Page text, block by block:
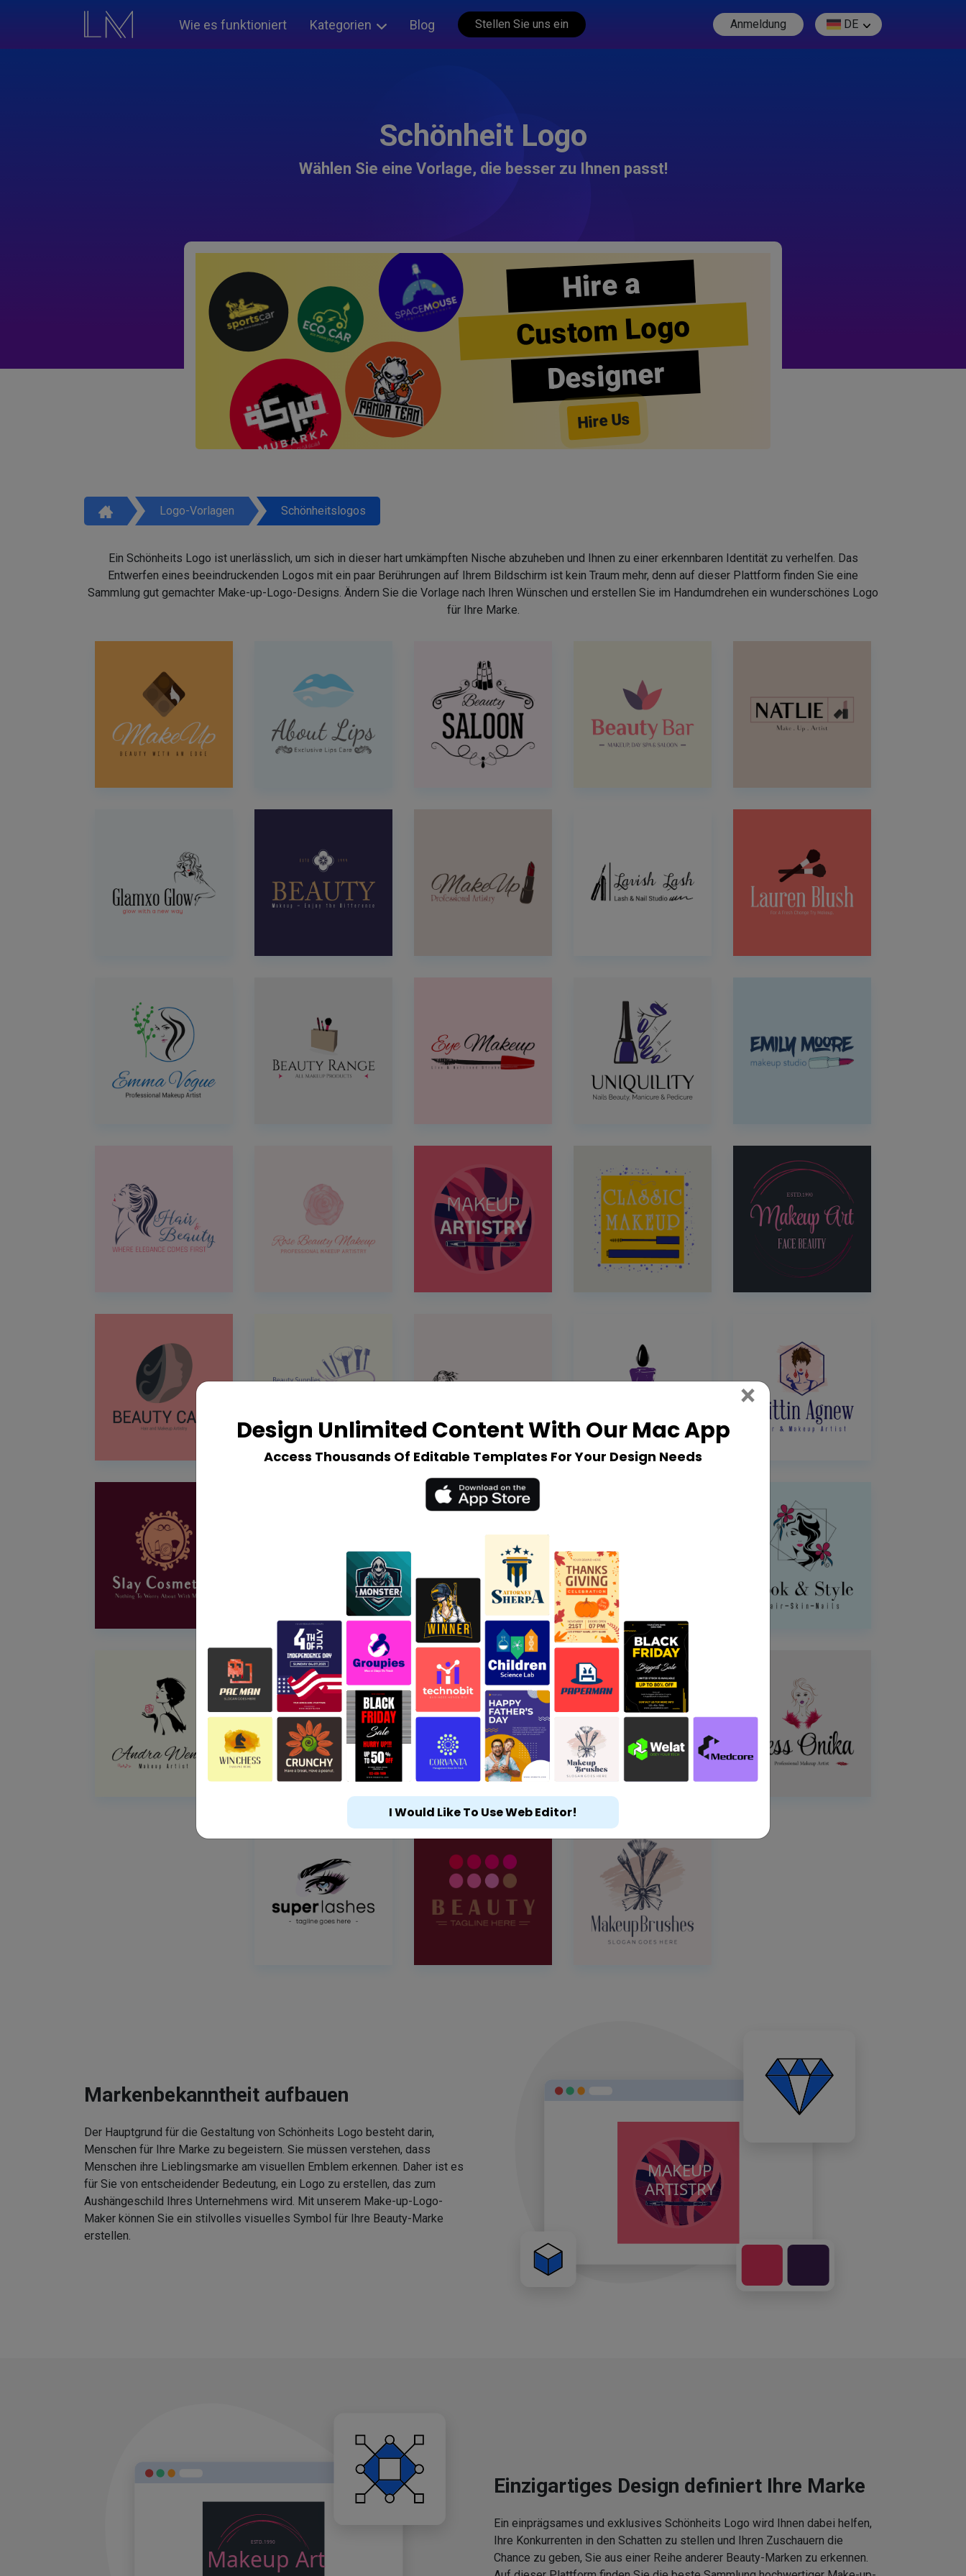
Wie es funktioniert Kategorien Blog Stellen Sie uns ein Anmeldung DE
Schönheit Logo
Wählen Sie eine Vorlage, die besser zu Ihnen passt!
Hire a
Custom Logo
Designer
Hire Us
Logo-Vorlagen Schönheitslogos
Ein Schönheits Logo ist unerlässlich, um sich in dieser hart umkämpften Nische abzuheben und Ihnen zu einer erkennbaren Identität zu verhelfen. Das
Entwerfen eines beeindruckenden Logos mit ein paar Berührungen auf Ihrem Bildschirm ist kein Traum mehr, denn auf dieser Plattform finden Sie eine
Sammlung gut gemachter Make-up-Logo-Designs. Ändern Sie die Vorlage nach Ihren Wünschen und erstellen Sie im Handumdrehen ein wunderschönes Logo
für Ihre Marke.
Markenbekanntheit aufbauen
Der Hauptgrund für die Gestaltung von Schönheits Logo besteht darin,
Menschen für Ihre Marke zu begeistern. Sie müssen verstehen, dass
Menschen ihre Lieblingsmarke am visuellen Emblem erkennen. Daher ist es
für Sie von entscheidender Bedeutung, ein Logo zu erstellen, das zum
Aushängeschild Ihres Unternehmens wird. Mit unserem Make-up-Logo-
Maker können Sie ein stilvolles visuelles Symbol für Ihre Beauty-Marke
erstellen.
Einzigartiges Design definiert Ihre Marke
Ein einprägsames und exklusives Schönheits Logo wird Ihnen dabei helfen,
Ihre Konkurrenten in den Schatten zu stellen und Ihren Zuschauern die
Chance zu geben, Sie aus einer Reihe anderer Beauty-Marken zu erkennen.
Design Unlimited Content With Our Mac App
Access Thousands Of Editable Templates For Your Design Needs
× Close
I Would Like To Use Web Editor!